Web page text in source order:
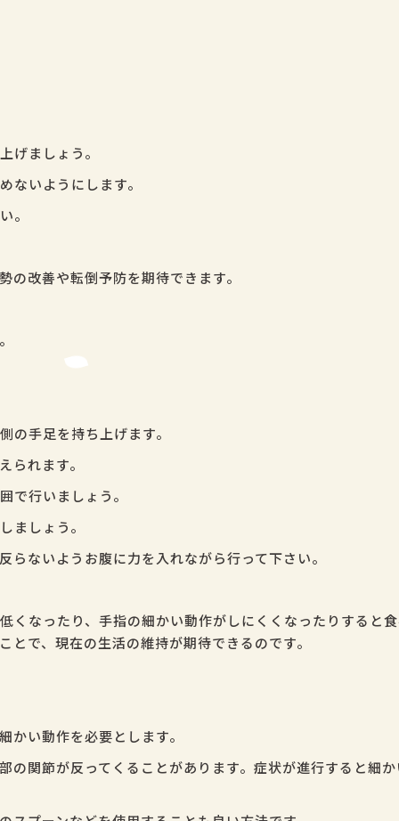
げましょう。
ないようにします。
。
の改善や転倒予防を期待できます。
の手足を持ち上げます。
られます。
で行いましょう。
ましょう。
ないようお腹に力を入れながら行って下さい。
くなったり、手指の細かい動作がしにくくなったりすると
で、現在の生活の維持が期待できるのです。
かい動作を必要とします。
の関節が反ってくることがあります。症状が進行すると細